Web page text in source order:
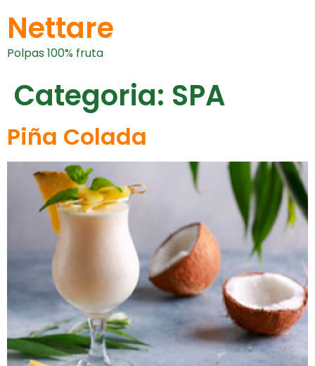
Nettare
Polpas 100% fruta
Categoria: SPA
Piña Colada